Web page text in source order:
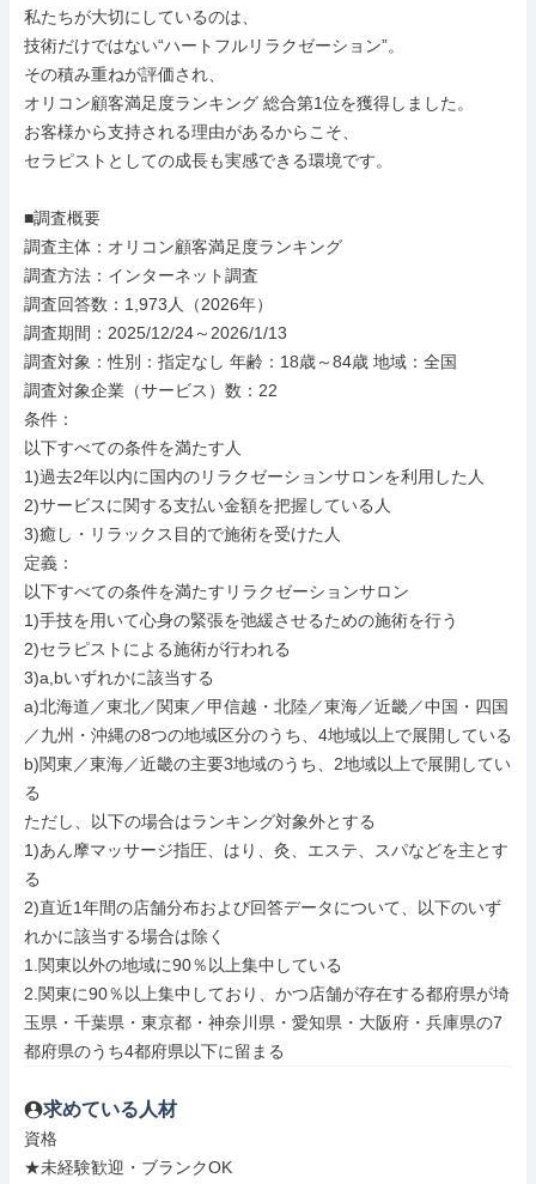
私たちが大切にしているのは、
技術だけではない“ハートフルリラクゼーション”。
その積み重ねが評価され、
オリコン顧客満足度ランキング 総合第1位を獲得しました。
お客様から支持される理由があるからこそ、
セラピストとしての成長も実感できる環境です。
■調査概要
調査主体：オリコン顧客満足度ランキング
調査方法：インターネット調査
調査回答数：1,973人（2026年）
調査期間：2025/12/24～2026/1/13
調査対象：性別：指定なし 年齢：18歳～84歳 地域：全国
調査対象企業（サービス）数：22
条件：
以下すべての条件を満たす人
1)過去2年以内に国内のリラクゼーションサロンを利用した人
2)サービスに関する支払い金額を把握している人
3)癒し・リラックス目的で施術を受けた人
定義：
以下すべての条件を満たすリラクゼーションサロン
1)手技を用いて心身の緊張を弛緩させるための施術を行う
2)セラピストによる施術が行われる
3)a,bいずれかに該当する
a)北海道／東北／関東／甲信越・北陸／東海／近畿／中国・四国
／九州・沖縄の8つの地域区分のうち、4地域以上で展開している
b)関東／東海／近畿の主要3地域のうち、2地域以上で展開してい
る
ただし、以下の場合はランキング対象外とする
1)あん摩マッサージ指圧、はり、灸、エステ、スパなどを主とす
る
2)直近1年間の店舗分布および回答データについて、以下のいず
れかに該当する場合は除く
1.関東以外の地域に90％以上集中している
2.関東に90％以上集中しており、かつ店舗が存在する都府県が埼
玉県・千葉県・東京都・神奈川県・愛知県・大阪府・兵庫県の7
都府県のうち4都府県以下に留まる
求めている人材
資格
★未経験歓迎・ブランクOK